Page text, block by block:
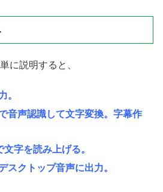
に説明すると、
。
音声認識して文字変換。字幕作
文字を読み上げる。
スクトップ音声に出力。